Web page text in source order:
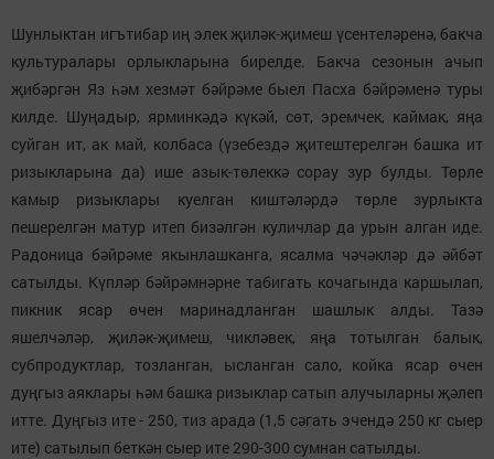
Шунлыктан игътибар иң элек җиләк-җимеш үсентеләренә, бакча
культуралары орлыкларына бирелде. Бакча сезонын ачып
җибәргән Яз һәм хезмәт бәйрәме быел Пасха бәйрәменә туры
килде. Шуңадыр, ярминкәдә күкәй, сөт, эремчек, каймак, яңа
суйган ит, ак май, колбаса (үзебездә җитештерелгән башка ит
ризыкларына да) ише азык-төлеккә сорау зур булды. Төрле
камыр ризыклары куелган киштәләрдә төрле зурлыкта
пешерелгән матур итеп бизәлгән куличлар да урын алган иде.
Радоница бәйрәме якынлашканга, ясалма чәчәкләр дә әйбәт
сатылды. Күпләр бәйрәмнәрне табигать кочагында каршылап,
пикник ясар өчен маринадланган шашлык алды. Тазә
яшелчәләр, җиләк-җимеш, чикләвек, яңа тотылган балык,
субпродуктлар, тозланган, ысланган сало, койка ясар өчен
дуңгыз аяклары һәм башка ризыклар сатып алучыларны җәлеп
итте. Дуңгыз ите - 250, тиз арада (1,5 сәгать эчендә 250 кг сыер
ите) сатылып беткән сыер ите 290-300 сумнан сатылды.